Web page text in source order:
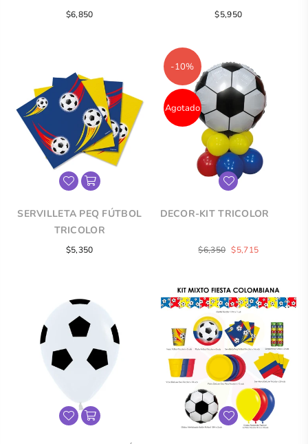
Precio
$6,850
Precio
$5,950
SERVILLETA PEQ FÚTBOL
TRICOLOR
Precio
$5,350
-10%
Agotado
DECOR-KIT TRICOLOR
Precio
$6,350 $5,715